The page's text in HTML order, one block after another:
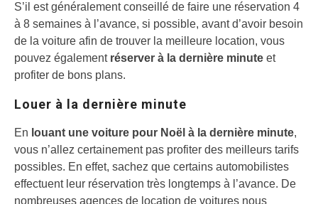
S’il est généralement conseillé de faire une réservation 4
à 8 semaines à l’avance, si possible, avant d’avoir besoin
de la voiture afin de trouver la meilleure location, vous
pouvez également réserver à la dernière minute et
profiter de bons plans.
Louer à la dernière minute
En louant une voiture pour Noël à la dernière minute,
vous n’allez certainement pas profiter des meilleurs tarifs
possibles. En effet, sachez que certains automobilistes
effectuent leur réservation très longtemps à l’avance. De
nombreuses agences de location de voitures nous